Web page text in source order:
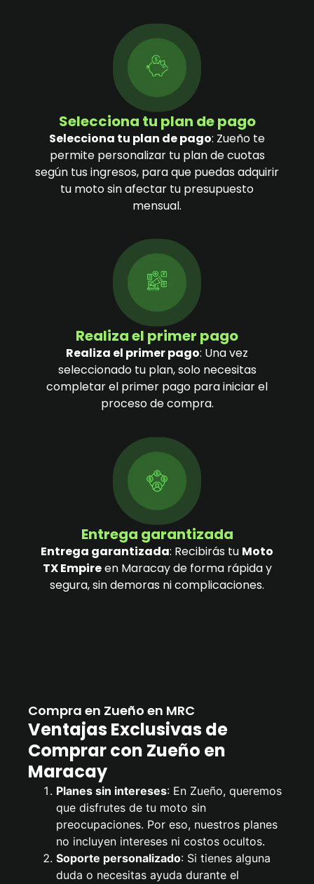
Selecciona tu plan de pago
Selecciona tu plan de pago: Zueño te
permite personalizar tu plan de cuotas
según tus ingresos, para que puedas adquirir
tu moto sin afectar tu presupuesto
mensual.
Realiza el primer pago
Realiza el primer pago: Una vez
seleccionado tu plan, solo necesitas
completar el primer pago para iniciar el
proceso de compra.
Entrega garantizada
Entrega garantizada: Recibirás tu Moto
TX Empireen Maracay de forma rápida y
segura, sin demoras ni complicaciones.
Compra en Zueño en MRC
Ventajas Exclusivas de
Comprar con Zueño en
Maracay
Planes sin intereses: En Zueño, queremos
que disfrutes de tu moto sin
preocupaciones. Por eso, nuestros planes
no incluyen intereses ni costos ocultos.
Soporte personalizado: Si tienes alguna
duda o necesitas ayuda durante el